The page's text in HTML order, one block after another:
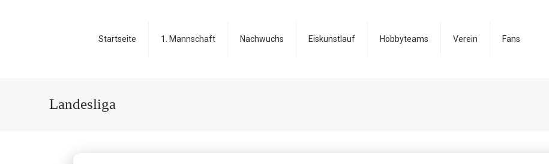
Startseite 1. Mannschaft Nachwuchs Eiskunstlauf Hobbyteams Verein Fans
Landesliga